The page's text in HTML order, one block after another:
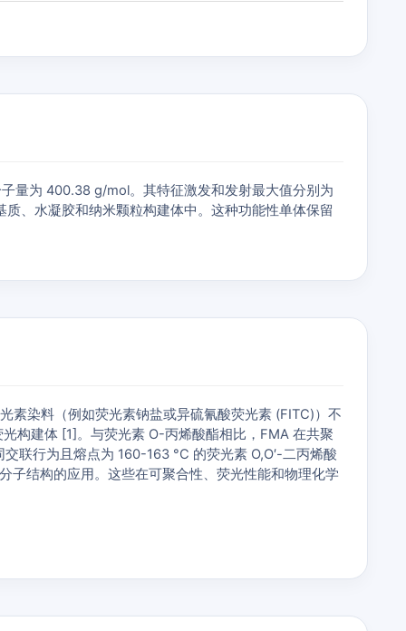
量为 400.38 g/mol。其特征激发和发射最大值分别为
、水凝胶和纳米颗粒构建体中。这种功能性单体保留
染料（例如荧光素钠盐或异硫氰酸荧光素 (FITC)）不
构建体 [1]。与荧光素 O-丙烯酸酯相比，FMA 在共聚
联行为且熔点为 160-163 °C 的荧光素 O,O′-二丙烯酸
子结构的应用。这些在可聚合性、荧光性能和物理化学